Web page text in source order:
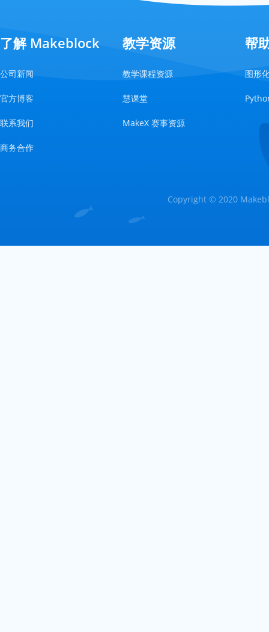
了解 Makeblock
公司新闻
官方博客
联系我们
商务合作
教学资源
教学课程资源
慧课堂
MakeX 赛事资源
帮
图形
Copyright © 2020